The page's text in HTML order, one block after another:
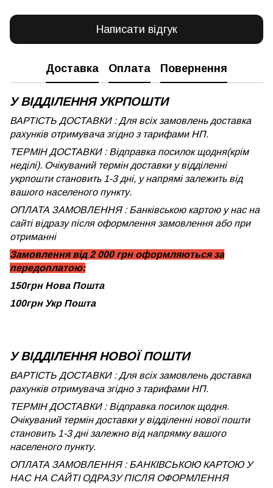
Написати відгук
Доставка Оплата Повернення
У ВІДДІЛЕННЯ УКРПОШТИ
ВАРТІСТЬ ДОСТАВКИ : Для всіх замовлень доставка
рахунків отримувача згідно з тарифами НП.
ТЕРМІН ДОСТАВКИ : Відправка посилок щодня(крім
неділі). Очікуваний термін доставки у відділенні
укрпошти становить 1-3 дні, у напрямі залежить від
вашого населеного пункту.
ОПЛАТА ЗАМОВЛЕННЯ : Банківською картою у нас на
сайті відразу після оформлення замовлення або при
отриманні
Замовлення від 2 000 грн оформляються за
передоплатою:
150грн Нова Пошта
100грн Укр Пошта
У ВІДДІЛЕННЯ НОВОЇ ПОШТИ
ВАРТІСТЬ ДОСТАВКИ : Для всіх замовлень доставка
рахунків отримувача згідно з тарифами НП.
ТЕРМІН ДОСТАВКИ : Відправка посилок щодня.
Очікуваний термін доставки у відділенні нової пошти
становить 1-3 дні залежно від напрямку вашого
населеного пункту.
ОПЛАТА ЗАМОВЛЕННЯ : БАНКІВСЬКОЮ КАРТОЮ У
НАС НА САЙТІ ОДРАЗУ ПІСЛЯ ОФОРМЛЕННЯ